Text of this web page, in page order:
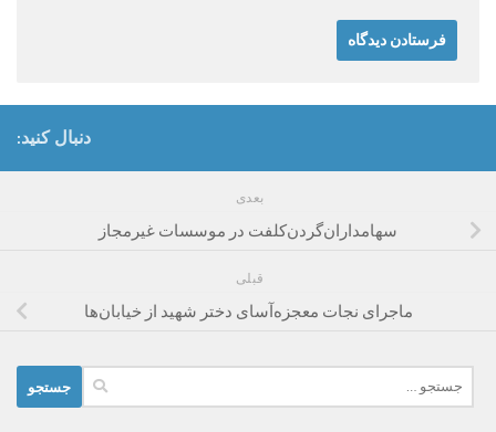
دنبال کنید:
بعدی
سهامداران‌گردن‌کلفت در موسسات غیرمجاز
قبلی
ماجرای نجات معجزه‌آسای دختر شهید از خیابان‌ها
برای: